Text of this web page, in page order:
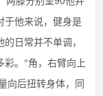
于他来说，健身是
日常并不单调，
。°角，右臂向上
向后扭转身体，同